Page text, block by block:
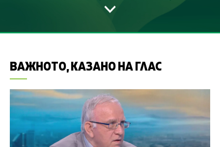
ВАЖНОТО, КАЗАНО НА ГЛАС